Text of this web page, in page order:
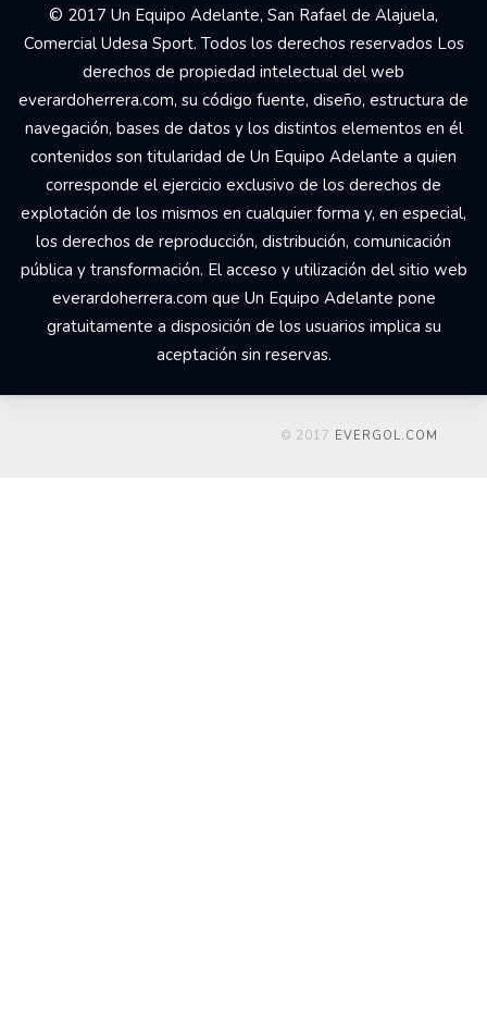
© 2017 Un Equipo Adelante, San Rafael de Alajuela,
Comercial Udesa Sport. Todos los derechos reservados Los
derechos de propiedad intelectual del web
everardoherrera.com, su código fuente, diseño, estructura de
navegación, bases de datos y los distintos elementos en él
contenidos son titularidad de Un Equipo Adelante a quien
corresponde el ejercicio exclusivo de los derechos de
explotación de los mismos en cualquier forma y, en especial,
los derechos de reproducción, distribución, comunicación
pública y transformación. El acceso y utilización del sitio web
everardoherrera.com que Un Equipo Adelante pone
gratuitamente a disposición de los usuarios implica su
aceptación sin reservas.
© 2017 EVERGOL.COM